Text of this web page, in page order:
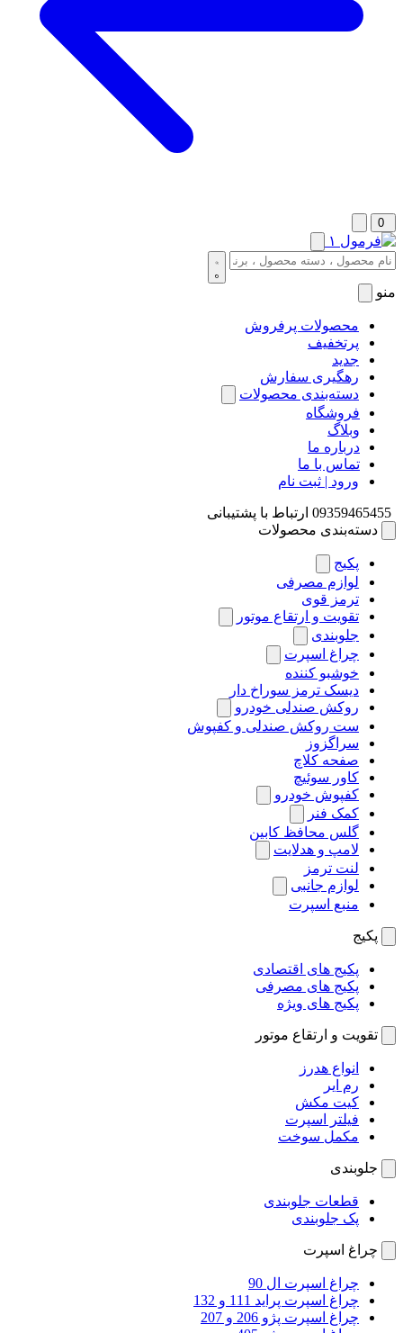
0
منو
محصولات پرفروش
پرتخفیف
جدید
رهگیری سفارش
دسته‌بندی محصولات
فروشگاه
وبلاگ
درباره ما
تماس با ما
ورود | ثبت نام
09359465455 ارتباط با پشتیبانی
دسته‌بندی محصولات
پکیج
لوازم مصرفی
ترمز قوی
تقویت و ارتقاع موتور
جلوبندی
چراغ اسپرت
خوشبو کننده
دیسک ترمز سوراخ دار
روکش صندلی خودرو
ست روکش صندلی و کفپوش
سراگزوز
صفحه کلاچ
کاور سوئیچ
کفپوش خودرو
کمک فنر
گلس محافظ کابین
لامپ و هدلایت
لنت ترمز
لوازم جانبی
منبع اسپرت
پکیج
پکیج های اقتصادی
پکیج های مصرفی
پکیج های ویژه
تقویت و ارتقاع موتور
انواع هدرز
رم ایر
کیت مکش
فیلتر اسپرت
مکمل سوخت
جلوبندی
قطعات جلوبندی
پک جلوبندی
چراغ اسپرت
چراغ اسپرت ال 90
چراغ اسپرت پراید 111 و 132
چراغ اسپرت پژو 206 و 207